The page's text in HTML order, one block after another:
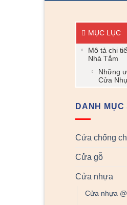
MỤC LỤC
Mô tả chi
Nhà Tắm
Những
Cửa
DANH MỤC
Cửa chống
Cửa gỗ
Cửa nhựa
Cửa nhựa